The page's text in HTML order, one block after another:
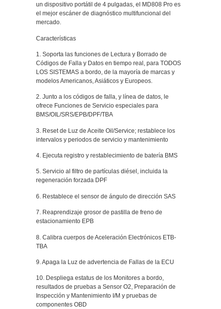
un dispositivo portátil de 4 pulgadas, el MD808 Pro es
el mejor escáner de diagnóstico multifuncional del
mercado.
Características
1. Soporta las funciones de Lectura y Borrado de
Códigos de Falla y Datos en tiempo real, para TODOS
LOS SISTEMAS a bordo, de la mayoría de marcas y
modelos Americanos, Asiáticos y Europeos.
2. Junto a los códigos de falla, y línea de datos, le
ofrece Funciones de Servicio especiales para
BMS/OIL/SRS/EPB/DPF/TBA
3. Reset de Luz de Aceite Oil/Service; restablece los
intervalos y periodos de servicio y mantenimiento
4. Ejecuta registro y restablecimiento de batería BMS
5. Servicio al filtro de partículas diésel, incluida la
regeneración forzada DPF
6. Restablece el sensor de ángulo de dirección SAS
7. Reaprendizaje grosor de pastilla de freno de
estacionamiento EPB
8. Calibra cuerpos de Aceleración Electrónicos ETB-
TBA
9. Apaga la Luz de advertencia de Fallas de la ECU
10. Despliega estatus de los Monitores a bordo,
resultados de pruebas a Sensor O2, Preparación de
Inspección y Mantenimiento I/M y pruebas de
componentes OBD